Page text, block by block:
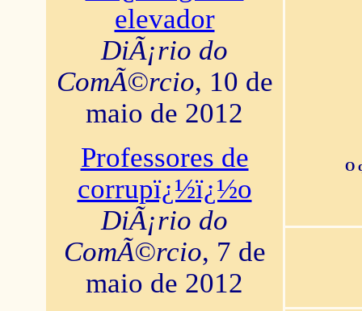
elevador
DiÃ¡rio do
ComÃ©rcio, 10 de
maio de 2012
Professores de
corrupï¿½ï¿½o
DiÃ¡rio do
ComÃ©rcio, 7 de
maio de 2012
O